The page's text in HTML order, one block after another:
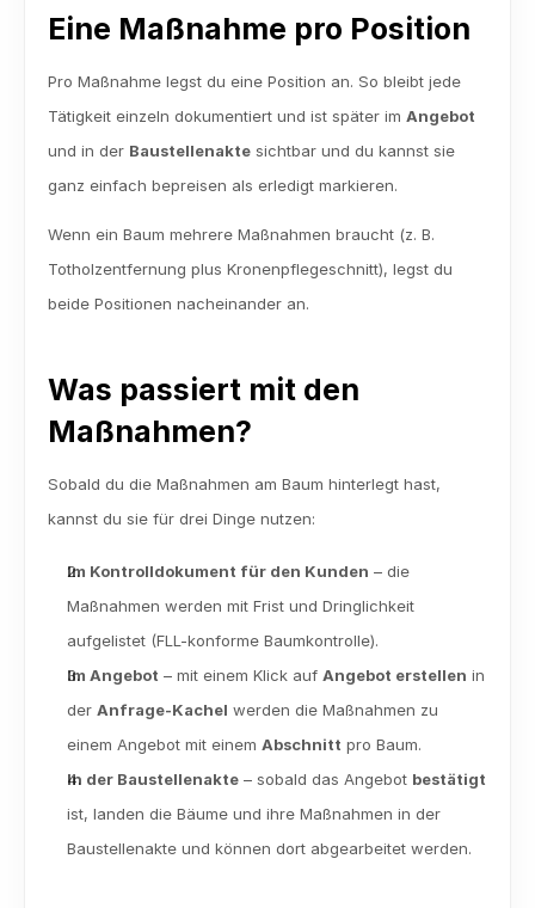
Eine Maßnahme pro Position
Pro Maßnahme legst du eine Position an. So bleibt jede
Tätigkeit einzeln dokumentiert und ist später im Angebot
und in der Baustellenakte sichtbar und du kannst sie
ganz einfach bepreisen als erledigt markieren.
Wenn ein Baum mehrere Maßnahmen braucht (z. B.
Totholzentfernung plus Kronenpflegeschnitt), legst du
beide Positionen nacheinander an.
Was passiert mit den
Maßnahmen?
Sobald du die Maßnahmen am Baum hinterlegt hast,
kannst du sie für drei Dinge nutzen:
Im Kontrolldokument für den Kunden – die
Maßnahmen werden mit Frist und Dringlichkeit
aufgelistet (FLL-konforme Baumkontrolle).
Im Angebot – mit einem Klick auf Angebot erstellen in
der Anfrage-Kachel werden die Maßnahmen zu
einem Angebot mit einem Abschnitt pro Baum.
In der Baustellenakte – sobald das Angebot bestätigt
ist, landen die Bäume und ihre Maßnahmen in der
Baustellenakte und können dort abgearbeitet werden.